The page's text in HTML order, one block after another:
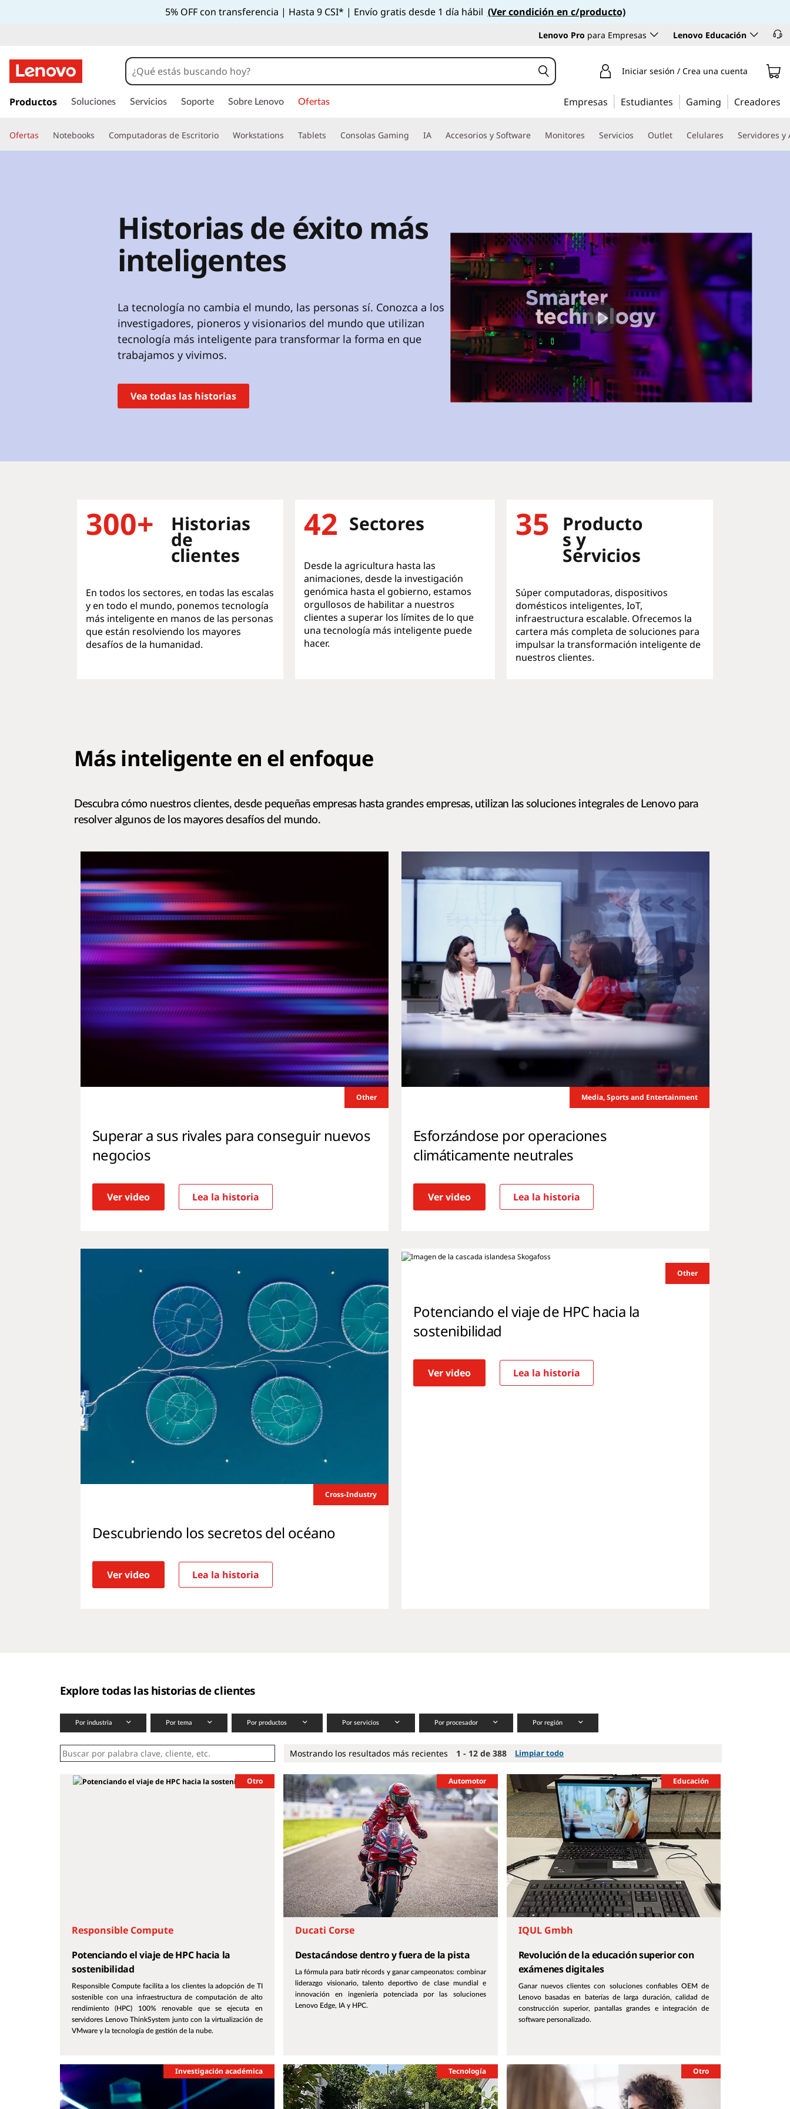
5% OFF con transferencia | Hasta 9 CSI* | Envío gratis desde 1 día hábil (Ver condición en c/producto)
Lenovo Pro para Empresas Lenovo Educación
r
c
o
Iniciar sesión / Crea una cuenta
Productos Soluciones Servicios Soporte Sobre Lenovo Ofertas Empresas Estudiantes Gaming Creadores
Ofertas Notebooks Computadoras de Escritorio Workstations Tablets Consolas Gaming IA Accesorios y Software Monitores Servicios Outlet Celulares Servidores y
Historias de éxito más
inteligentes
La tecnología no cambia el mundo, las personas sí. Conozca a los
investigadores, pioneros y visionarios del mundo que utilizan
tecnología más inteligente para transformar la forma en que
trabajamos y vivimos.
Vea todas las historias
300+ Historias
de
clientes
En todos los sectores, en todas las escalas
y en todo el mundo, ponemos tecnología
más inteligente en manos de las personas
que están resolviendo los mayores
desafíos de la humanidad.
42 Sectores
Desde la agricultura hasta las
animaciones, desde la investigación
genómica hasta el gobierno, estamos
orgullosos de habilitar a nuestros
clientes a superar los límites de lo que
una tecnología más inteligente puede
hacer.
35 Producto
s y
Servicios
Súper computadoras, dispositivos
domésticos inteligentes, IoT,
infraestructura escalable. Ofrecemos la
cartera más completa de soluciones para
impulsar la transformación inteligente de
nuestros clientes.
Más inteligente en el enfoque
Descubra cómo nuestros clientes, desde pequeñas empresas hasta grandes empresas, utilizan las soluciones integrales de Lenovo para
resolver algunos de los mayores desafíos del mundo.
Other
Superar a sus rivales para conseguir nuevos
negocios
Ver video Lea la historia
Media, Sports and Entertainment
Esforzándose por operaciones
climáticamente neutrales
Ver video Lea la historia
Cross-Industry
Descubriendo los secretos del océano
Ver video Lea la historia
Other
Potenciando el viaje de HPC hacia la
sostenibilidad
Ver video Lea la historia
Explore todas las historias de clientes
Por industria Por tema Por productos Por servicios Por procesador Por región
Mostrando los resultados más recientes 1 - 12 de 388 Limpiar todo
Otro
Responsible Compute
Potenciando el viaje de HPC hacia la
sostenibilidad
Responsible Compute facilita a los clientes la adopción de TI
sostenible con una infraestructura de computación de alto
rendimiento (HPC) 100% renovable que se ejecuta en
servidores Lenovo ThinkSystem junto con la virtualización de
VMware y la tecnología de gestión de la nube.
Automotor
Ducati Corse
Destacándose dentro y fuera de la pista
La fórmula para batir récords y ganar campeonatos: combinar
liderazgo visionario, talento deportivo de clase mundial e
innovación en ingeniería potenciada por las soluciones
Lenovo Edge, IA y HPC.
Educación
IQUL Gmbh
Revolución de la educación superior con
exámenes digitales
Ganar nuevos clientes con soluciones confiables OEM de
Lenovo basadas en baterías de larga duración, calidad de
construcción superior, pantallas grandes e integración de
software personalizado.
Investigación académica Tecnología Otro